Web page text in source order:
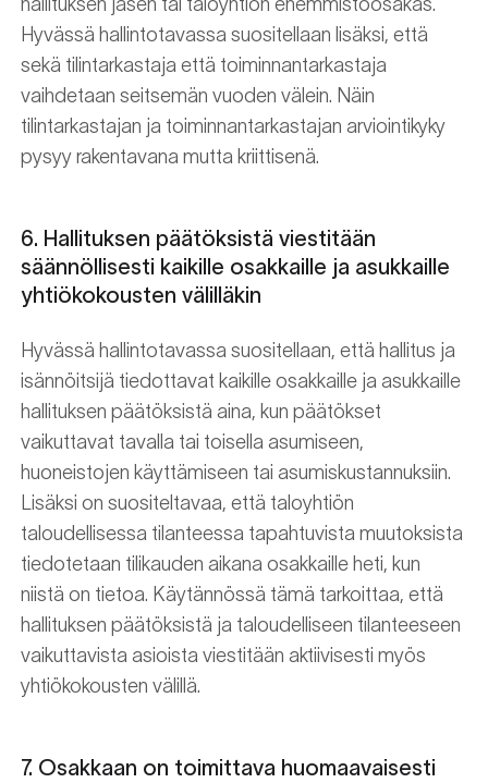
Hyvässä hallintotavassa suositellaan lisäksi, että
sekä tilintarkastaja että toiminnantarkastaja
vaihdetaan seitsemän vuoden välein. Näin
tilintarkastajan ja toiminnantarkastajan arviointikyky
pysyy rakentavana mutta kriittisenä.
6. Hallituksen päätöksistä viestitään
säännöllisesti kaikille osakkaille ja asukkaille
yhtiökokousten välilläkin
Hyvässä hallintotavassa suositellaan, että hallitus ja
isännöitsijä tiedottavat kaikille osakkaille ja asukkaille
hallituksen päätöksistä aina, kun päätökset
vaikuttavat tavalla tai toisella asumiseen,
huoneistojen käyttämiseen tai asumiskustannuksiin.
Lisäksi on suositeltavaa, että taloyhtiön
taloudellisessa tilanteessa tapahtuvista muutoksista
tiedotetaan tilikauden aikana osakkaille heti, kun
niistä on tietoa. Käytännössä tämä tarkoittaa, että
hallituksen päätöksistä ja taloudelliseen tilanteeseen
vaikuttavista asioista viestitään aktiivisesti myös
yhtiökokousten välillä.
7. Osakkaan on toimittava huomaavaisesti